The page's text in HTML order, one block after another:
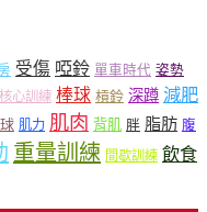
受傷 啞鈴 單車時代 姿勢
核心訓練 棒球 槓鈴 深蹲 減肥
肌力 肌肉 背肌 胖 脂肪 腹
重量訓練 間歇訓練 飲食